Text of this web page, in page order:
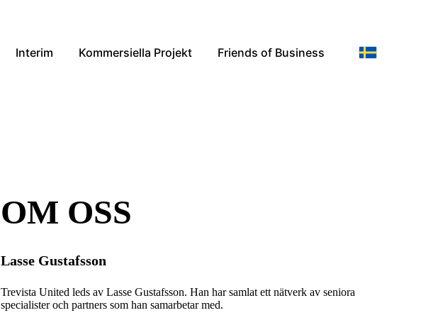
Interim Kommersiella Projekt Friends of Business
OM OSS
Lasse Gustafsson
Trevista United leds av Lasse Gustafsson. Han har samlat ett nätverk av seniora
specialister och partners som han samarbetar med.